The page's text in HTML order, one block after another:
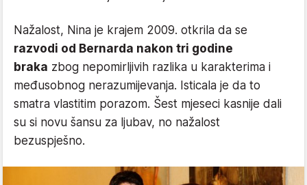
Nažalost, Nina je krajem 2009. otkrila da se
razvodi od Bernarda nakon tri godine
braka zbog nepomirljivih razlika u karakterima i
međusobnog nerazumijevanja. Isticala je da to
smatra vlastitim porazom. Šest mjeseci kasnije dali
su si novu šansu za ljubav, no nažalost
bezuspješno.